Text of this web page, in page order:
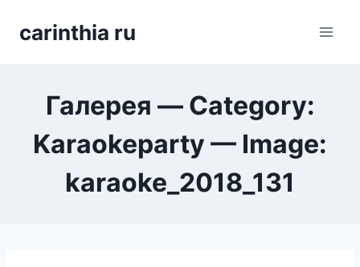
carinthia ru
Галерея — Category:
Karaokeparty — Image:
karaoke_2018_131